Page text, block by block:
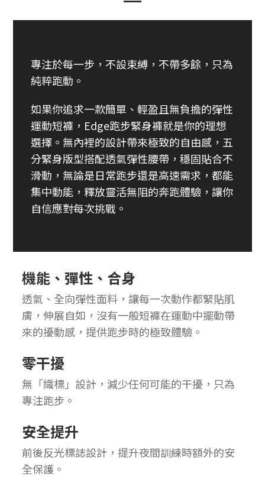
專注於每一步，不設束縛，不帶多餘，只為
純粹跑動。
如果你追求一款簡單、輕盈且無負擔的彈性
運動短褲，Edge跑步緊身褲就是你的理想
選擇。無內裡的設計帶來極致的自由感，五
分緊身版型搭配透氣彈性腰帶，穩固貼合不
滑動，無論是日常跑步還是高速需求，都能
集中動能，釋放靈活無阻的奔跑體驗，讓你
自信應對每次挑戰。
機能、彈性、合身
透氣、全向彈性面料，讓每一次動作都緊貼肌
膚，伸展自如，沒有一般短褲在運動中擺動帶
來的擾動感，提供跑步時的極致體驗。
零干擾
無「織標」設計，減少任何可能的干擾，只為
專注跑步。
安全提升
前後反光標誌設計，提升夜間訓練時額外的安
全保護。